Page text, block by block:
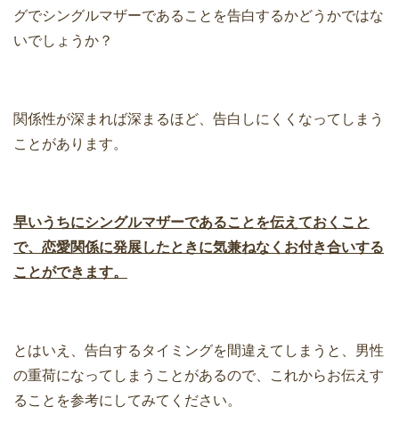
グでシングルマザーであることを告白するかどうかではな
いでしょうか？
関係性が深まれば深まるほど、告白しにくくなってしまう
ことがあります。
早いうちにシングルマザーであることを伝えておくこと
で、恋愛関係に発展したときに気兼ねなくお付き合いする
ことができます。
とはいえ、告白するタイミングを間違えてしまうと、男性
の重荷になってしまうことがあるので、これからお伝えす
ることを参考にしてみてください。